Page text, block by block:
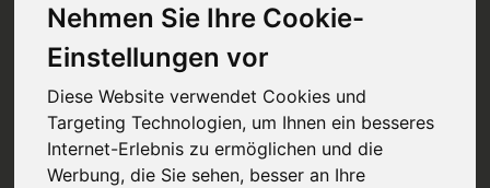
Nehmen Sie Ihre Cookie-
Einstellungen vor
Diese Website verwendet Cookies und
Targeting Technologien, um Ihnen ein besseres
Internet-Erlebnis zu ermöglichen und die
Werbung, die Sie sehen, besser an Ihre
hof.de